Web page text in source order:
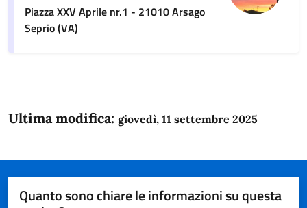
Piazza XXV Aprile nr.1 - 21010 Arsago
Seprio (VA)
Ultima modifica: giovedì, 11 settembre 2025
Quanto sono chiare le informazioni su questa